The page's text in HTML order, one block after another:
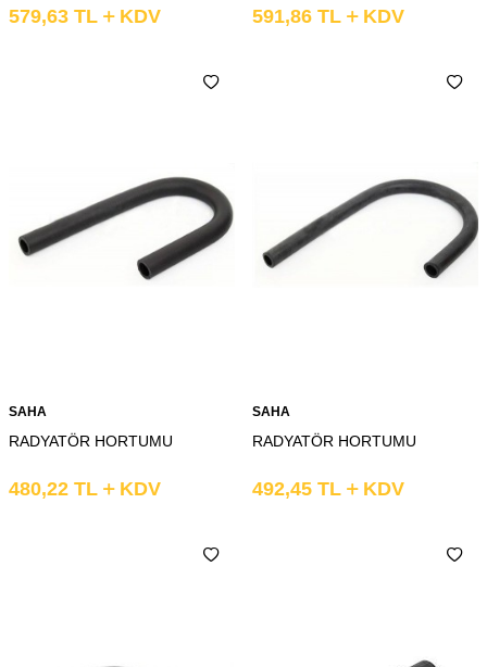
579,63 TL KDV 591,86 TL KDV
SAHA
RADYATÖR HORTUMU
480,22 TL KDV
SAHA
RADYATÖR HORTUMU
492,45 TL KDV